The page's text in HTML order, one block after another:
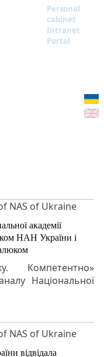
Personal
cabinet
Intranet
Portal
NAS of Ukraine
академії
НАН України і
Компетентно»
Національної
NAS of Ukraine
відвідала